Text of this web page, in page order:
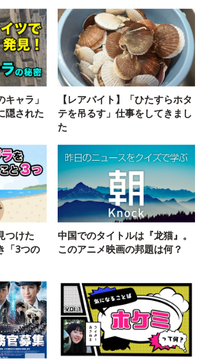
キャラ」
隠された
【レアバイト】「ひたすらホタ
テを吊るす」仕事をしてきまし
た
つけた
「3つの
中国でのタイトルは『龙猫』。
このアニメ映画の邦題は何？